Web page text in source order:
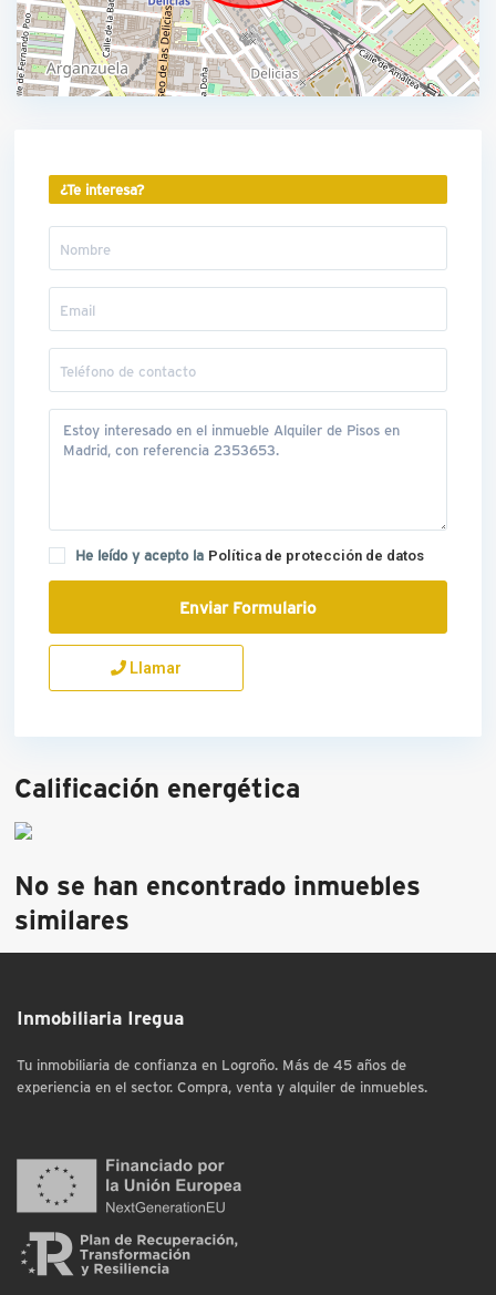
¿Te interesa?
He leído y acepto la Política de protección de datos
Llamar
Calificación energética
No se han encontrado inmuebles
similares
Inmobiliaria Iregua
Tu inmobiliaria de confianza en Logroño. Más de 45 años de
experiencia en el sector. Compra, venta y alquiler de inmuebles.